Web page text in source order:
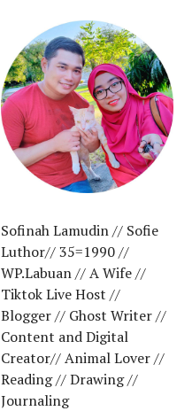
Sofinah Lamudin // Sofie
Luthor// 35=1990 //
WP.Labuan // A Wife //
Tiktok Live Host //
Blogger // Ghost Writer //
Content and Digital
Creator// Animal Lover //
Reading // Drawing //
Journaling